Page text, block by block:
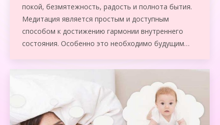
покой, безмятежность, радость и полнота бытия.
Медитация является простым и доступным
способом к достижению гармонии внутреннего
состояния. Особенно это необходимо будущим…